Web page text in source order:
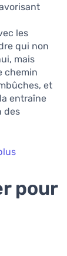
les
qui non
mais
chemin
et
entraîne
des
pour